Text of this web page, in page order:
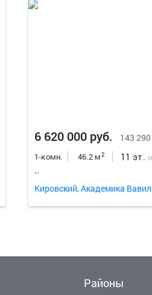
6 620 000 руб. 143
1-комн. 46.2 м2 11 эт.
..
Районы